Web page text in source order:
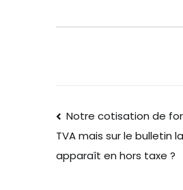
Notre cotisation de
TVA mais sur le bulletin
apparaît en hors taxe ?